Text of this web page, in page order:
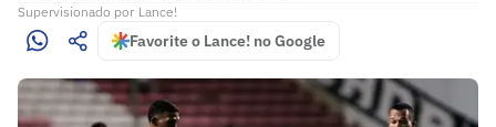
Supervisionado por Lance!
Favorite o Lance! no Google